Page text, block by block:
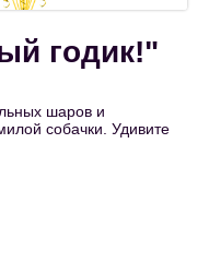
годик!"
шаров и
собачки. Удивите